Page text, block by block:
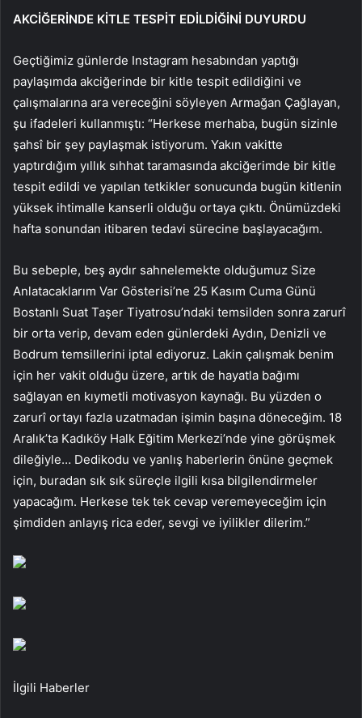
AKCİĞERİNDE KİTLE TESPİT EDİLDİĞİNİ DUYURDU
Geçtiğimiz günlerde Instagram hesabından yaptığı
paylaşımda akciğerinde bir kitle tespit edildiğini ve
çalışmalarına ara vereceğini söyleyen Armağan Çağlayan,
şu ifadeleri kullanmıştı: “Herkese merhaba, bugün sizinle
şahsî bir şey paylaşmak istiyorum. Yakın vakitte
yaptırdığım yıllık sıhhat taramasında akciğerimde bir kitle
tespit edildi ve yapılan tetkikler sonucunda bugün kitlenin
yüksek ihtimalle kanserli olduğu ortaya çıktı. Önümüzdeki
hafta sonundan itibaren tedavi sürecine başlayacağım.
Bu sebeple, beş aydır sahnelemekte olduğumuz Size
Anlatacaklarım Var Gösterisi’ne 25 Kasım Cuma Günü
Bostanlı Suat Taşer Tiyatrosu’ndaki temsilden sonra zarurî
bir orta verip, devam eden günlerdeki Aydın, Denizli ve
Bodrum temsillerini iptal ediyoruz. Lakin çalışmak benim
için her vakit olduğu üzere, artık de hayatla bağımı
sağlayan en kıymetli motivasyon kaynağı. Bu yüzden o
zarurî ortayı fazla uzatmadan işimin başına döneceğim. 18
Aralık’ta Kadıköy Halk Eğitim Merkezi’nde yine görüşmek
dileğiyle… Dedikodu ve yanlış haberlerin önüne geçmek
için, buradan sık sık süreçle ilgili kısa bilgilendirmeler
yapacağım. Herkese tek tek cevap veremeyeceğim için
şimdiden anlayış rica eder, sevgi ve iyilikler dilerim.”
İlgili Haberler